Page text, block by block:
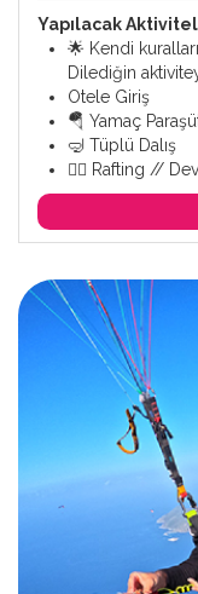
Yapılacak
🌟 Kendi
Dilediğin
Otele Giriş
🪂 Yamaç
🤿 Tüplü Dalış
🚣‍♂️ Rafting //